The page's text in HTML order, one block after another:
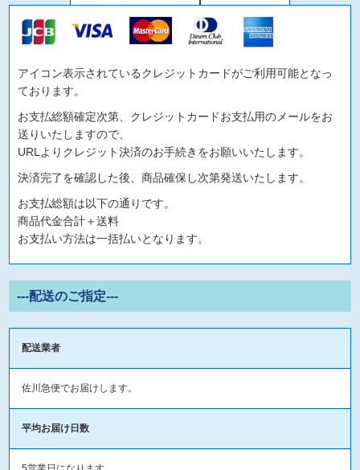
アイコン表示されているクレジットカードがご利用可能となっ
ております。
お支払総額確定次第、クレジットカードお支払用のメールをお
送りいたしますので、
URLよりクレジット決済のお手続きをお願いいたします。
決済完了を確認した後、商品確保し次第発送いたします。
お支払総額は以下の通りです。
商品代金合計＋送料
お支払い方法は一括払いとなります。
---配送のご指定---
配送業者
佐川急便でお届けします。
平均お届け日数